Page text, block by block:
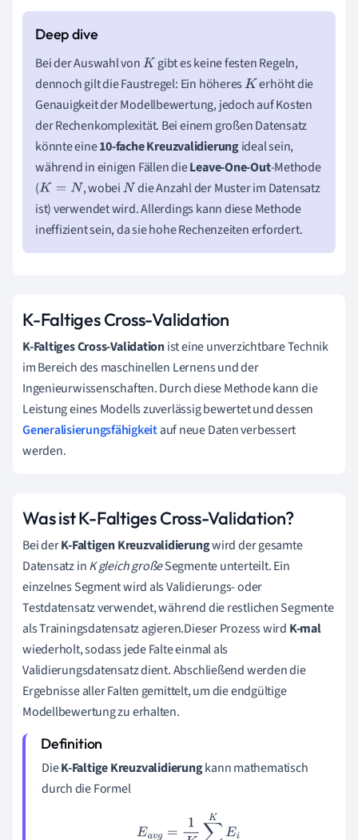
Bei der Auswahl vonK gibt es keine festen Regeln,
dennoch gilt die Faustregel: Ein höheresK erhöht die
Genauigkeit der Modellbewertung, jedoch auf Kosten
der Rechenkomplexität. Bei einem großen Datensatz
könnte eine10-fache Kreuzvalidierungideal sein,
während in einigen Fällen dieLeave-One-Out-Methode
(K= N , wobeiN die Anzahl der Muster im Datensatz
ist) verwendet wird. Allerdings kann diese Methode
ineffizient sein, da sie hohe Rechenzeiten erfordert.
K-Faltiges Cross-Validation
K-Faltiges Cross-Validationist eine unverzichtbare Technik
im Bereich des maschinellen Lernens und der
Ingenieurwissenschaften. Durch diese Methode kann die
Leistung eines Modells zuverlässig bewertet und dessen
Generalisierungsfähigkeitauf neue Daten verbessert
werden.
Was ist K-Faltiges Cross-Validation?
Bei derK-Faltigen Kreuzvalidierungwird der gesamte
Datensatz inK gleich großeSegmente unterteilt. Ein
einzelnes Segment wird als Validierungs- oder
Testdatensatz verwendet, während die restlichen Segmente
als Trainingsdatensatz agieren.Dieser Prozess wird K-mal
wiederholt, sodass jede Falte einmal als
Validierungsdatensatz dient. Abschließend werden die
Ergebnisse aller Falten gemittelt, um die endgültige
Modellbewertung zu erhalten.
DieK-Faltige Kreuzvalidierungkann mathematisch
durch die Formel
K∑ =1KE i